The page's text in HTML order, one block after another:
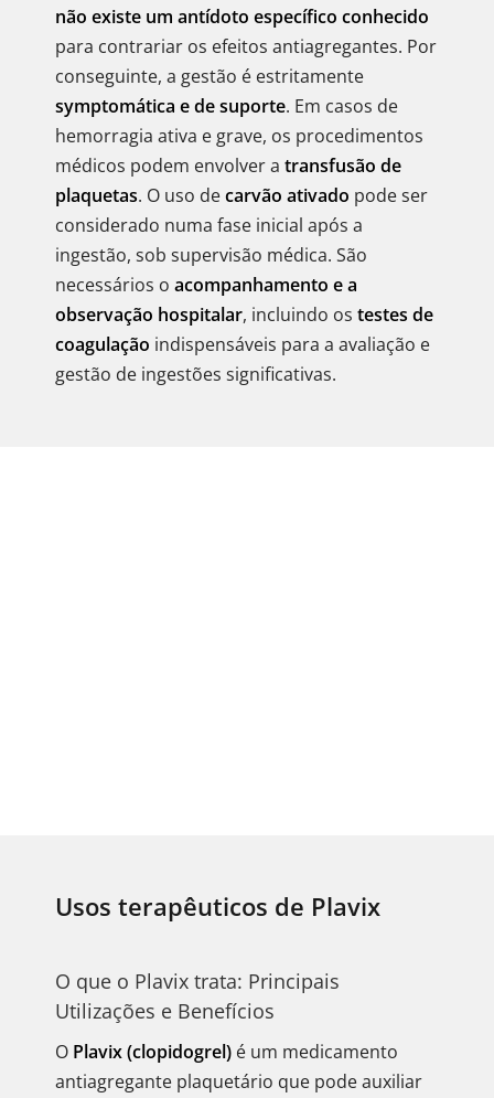
não existe um antídoto específico conhecido
para contrariar os efeitos antiagregantes. Por
conseguinte, a gestão é estritamente
symptomática e de suporte. Em casos de
hemorragia ativa e grave, os procedimentos
médicos podem envolver a transfusão de
plaquetas. O uso decarvão ativado pode ser
considerado numa fase inicial após a
ingestão, sob supervisão médica. São
necessários o acompanhamento e a
observação hospitalar, incluindo os testes de
coagulação indispensáveis para a avaliação e
gestão de ingestões significativas.
Usos terapêuticos de Plavix
O que o Plavix trata: Principais
Utilizações e Benefícios
O Plavix (clopidogrel) é um medicamento
antiagregante plaquetário que pode auxiliar